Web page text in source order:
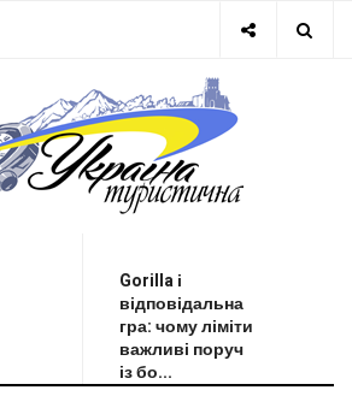
Gorilla і
відповідальна
гра: чому ліміти
важливі поруч
із бо...